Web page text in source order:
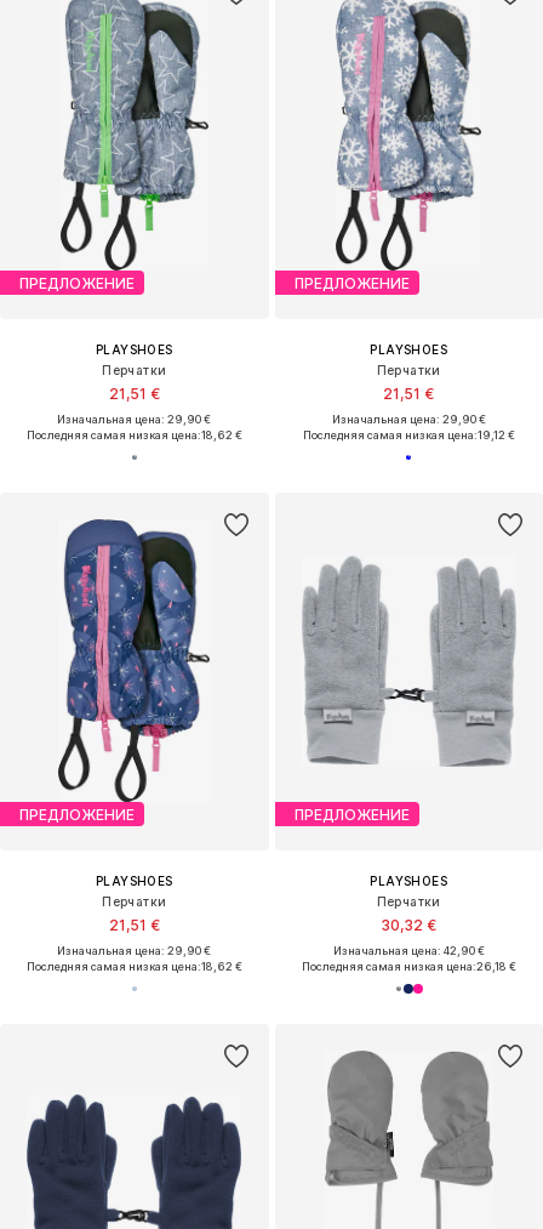
ПРЕДЛОЖЕНИЕ
PLAYSHOES
Перчатки
21,51 €
Изначальная цена: 29,90 €
Последняя самая низкая цена:18,62 €
ПРЕДЛОЖЕНИЕ
PLAYSHOES
Перчатки
21,51 €
Изначальная цена: 29,90 €
Последняя самая низкая цена:19,12 €
ПРЕДЛОЖЕНИЕ
PLAYSHOES
Перчатки
21,51 €
Изначальная цена: 29,90 €
Последняя самая низкая цена:18,62 €
ПРЕДЛОЖЕНИЕ
PLAYSHOES
Перчатки
30,32 €
Изначальная цена: 42,90 €
Последняя самая низкая цена:26,18 €